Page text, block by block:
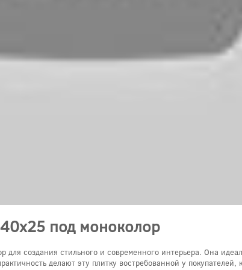
под моноколор
создания стильного и современного интерьера. Она
делают эту плитку востребованной у покупателей,